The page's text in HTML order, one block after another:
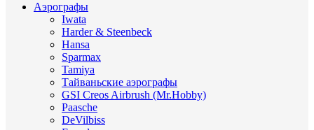
Аэрографы
Iwata
Harder & Steenbeck
Hansa
Sparmax
Tamiya
Тайваньские аэрографы
GSI Creos Airbrush (Mr.Hobby)
Paasche
DeVilbiss